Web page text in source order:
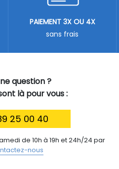
question ?
là pour vous :
25 00 40
de 10h à 19h et 24h/24 par
nous
PAIEMENT 3X OU 4X
sans frais